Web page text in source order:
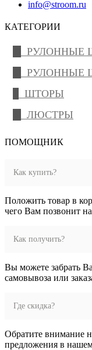
info@stroom.ru
КАТЕГОРИИ
РУЛОННЫЕ
РУЛОННЫЕ
ШТОРЫ
ЛЮСТРЫ
ПОМОЩНИК
Как купить?
Положить товар в
чего Вам позвонит
Как получить?
Вы можете забрать
самовывоза или
Где скидка?
Обратите внимание
предложения в